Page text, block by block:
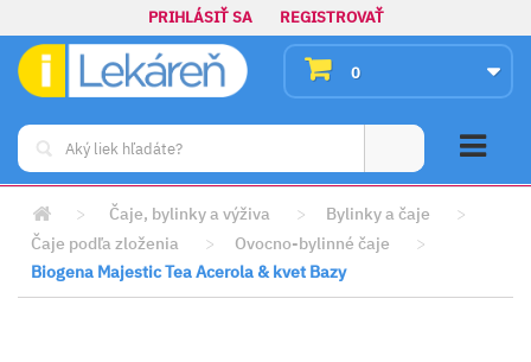
PRIHLÁSIŤ SA REGISTROVAŤ
0
> Čaje, bylinky a výživa > Bylinky a čaje
>
Čaje podľa zloženia
> Ovocno-bylinné čaje
>
Biogena Majestic Tea Acerola & kvet Bazy